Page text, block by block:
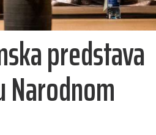
predstava
Narodnom